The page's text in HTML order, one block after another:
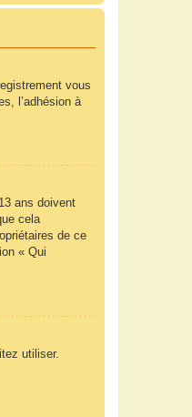
vous
l’adhésion à
ans doivent
cela
de ce
« Qui
utiliser.